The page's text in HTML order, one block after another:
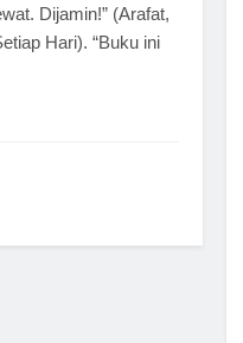
Dijamin!” (Arafat,
Hari). “Buku ini